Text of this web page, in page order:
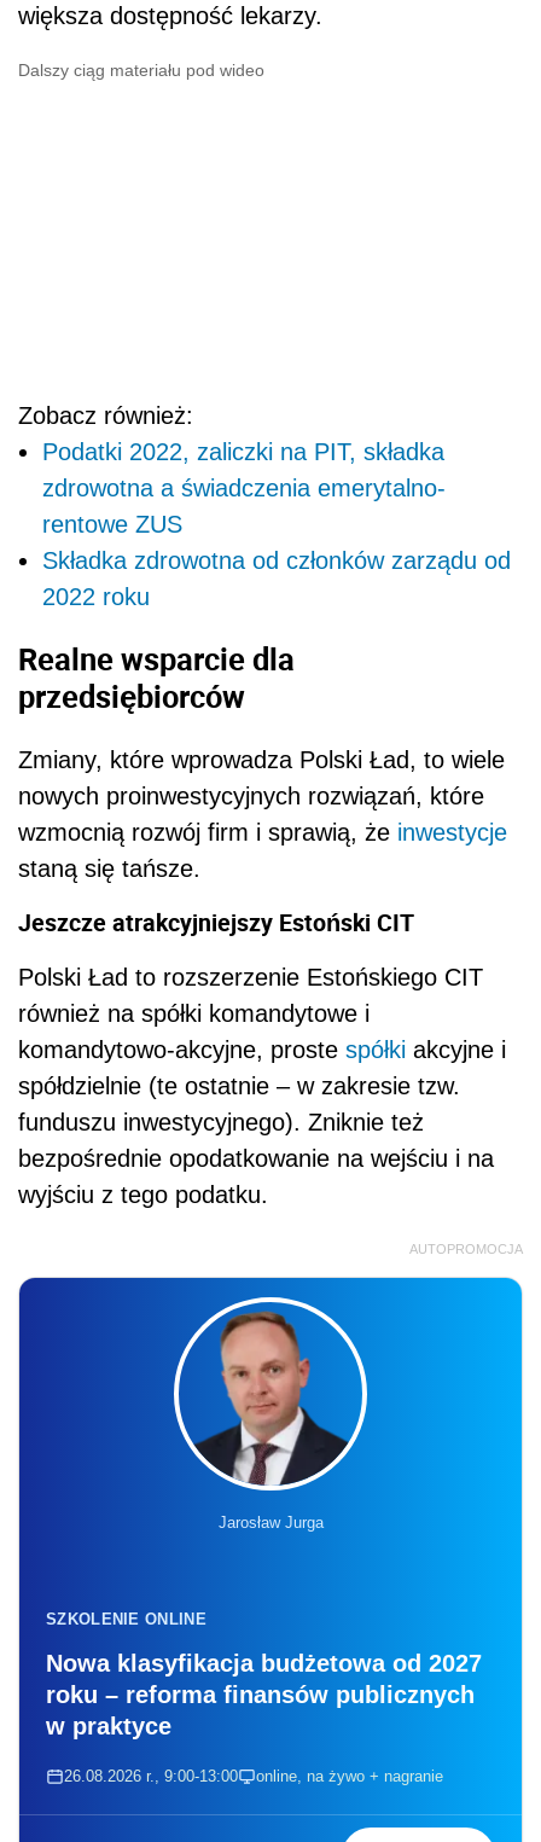
większa dostępność lekarzy.
Dalszy ciąg materiału pod wideo
Zobacz również:
Podatki 2022, zaliczki na PIT, składka
zdrowotna a świadczenia emerytalno-
rentowe ZUS
Składka zdrowotna od członków zarządu od
2022 roku
Realne wsparcie dla
przedsiębiorców
Zmiany, które wprowadza Polski Ład, to wiele
nowych proinwestycyjnych rozwiązań, które
wzmocnią rozwój firm i sprawią, że inwestycje
staną się tańsze.
Jeszcze atrakcyjniejszy Estoński CIT
Polski Ład to rozszerzenie Estońskiego CIT
również na spółki komandytowe i
komandytowo-akcyjne, proste spółki akcyjne i
spółdzielnie (te ostatnie – w zakresie tzw.
funduszu inwestycyjnego). Zniknie też
bezpośrednie opodatkowanie na wejściu i na
wyjściu z tego podatku.
AUTOPROMOCJA
Jarosław Jurga
SZKOLENIE ONLINE
Nowa klasyfikacja budżetowa od 2027
roku – reforma finansów publicznych
w praktyce
26.08.2026 r., 9:00-13:00 online, na żywo + nagranie